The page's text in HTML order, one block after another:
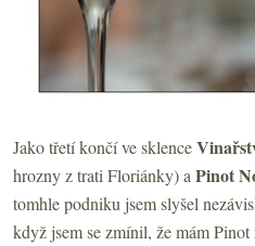
Jako třetí končí ve sklence
hrozny z trati Floriánky) a Pinot
tomhle podniku jsem slyšel
když jsem se zmínil, že mám